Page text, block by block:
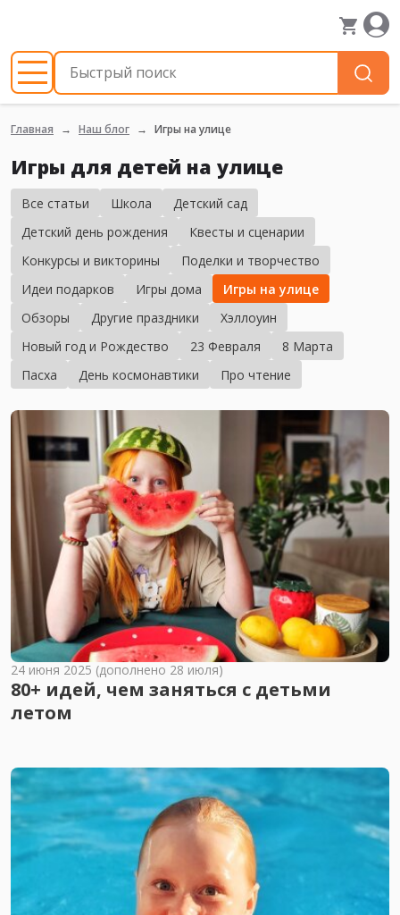
Главная Наш блог Игры на улице
Игры для детей на улице
Все статьи Школа
Детский сад
Детский день рождения
Квесты и сценарии
Конкурсы и викторины
Поделки и творчество
Идеи подарков
Игры дома
Игры на улице
Обзоры
Другие праздники
Хэллоуин
Новый год и Рождество
23 Февраля
8 Марта
Пасха
День космонавтики Про чтение
24 июня 2025 (дополнено 28 июля)
80+ идей, чем заняться с детьми
летом